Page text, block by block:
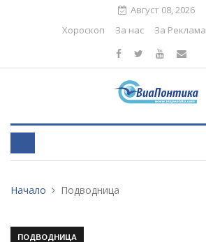
Август 08, 2026
Хороскоп
За нас За Реклама
Начало Подводница
ПОДВОДНИЦА